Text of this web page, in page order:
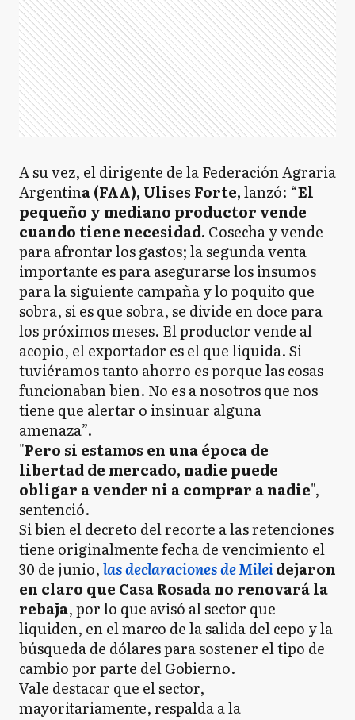
A su vez, el dirigente de la Federación Agraria
Argentina (FAA), Ulises Forte,lanzó: “El
pequeño y mediano productor vende
cuando tiene necesidad. Cosecha y vende
para afrontar los gastos; la segunda venta
importante es para asegurarse los insumos
para la siguiente campaña y lo poquito que
sobra, si es que sobra, se divide en doce para
los próximos meses. El productor vende al
acopio, el exportador es el que liquida. Si
tuviéramos tanto ahorro es porque las cosas
funcionaban bien. No es a nosotros que nos
tiene que alertar o insinuar alguna
amenaza”.
"Pero si estamos en una época de
libertad de mercado, nadie puede
obligar a vender ni a comprar a nadie",
sentenció.
Si bien el decreto del recorte a las retenciones
tiene originalmente fecha de vencimiento el
30 de junio,las declaraciones de Mileidejaron
en claro que Casa Rosada no renovará la
rebaja, por lo que avisó al sector que
liquiden, en el marco de la salida del cepo y la
búsqueda de dólares para sostener el tipo de
cambio por parte del Gobierno.
Vale destacar que el sector,
mayoritariamente, respalda a la